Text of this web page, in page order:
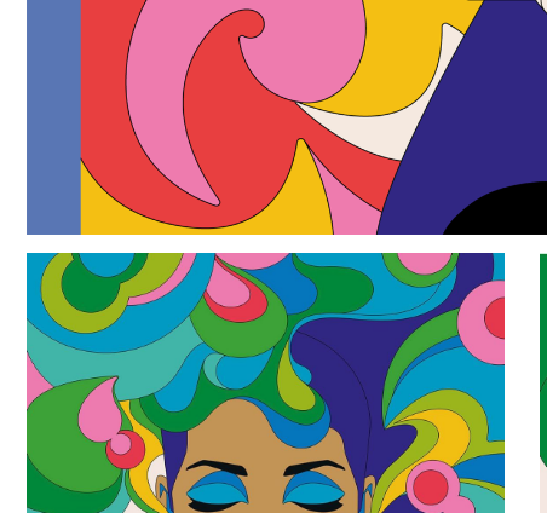
356833502_18368135611017697_5985744415488062798_n